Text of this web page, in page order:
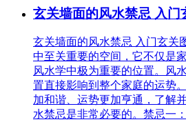
玄关墙面的风水禁忌 入门
玄关墙面的风水禁忌 入门玄关
中至关重要的空间，它不仅是
风水学中极为重要的位置。风
置直接影响到整个家庭的运势
加和谐、运势更加亨通，了解
水禁忌是非常必要的。禁忌一